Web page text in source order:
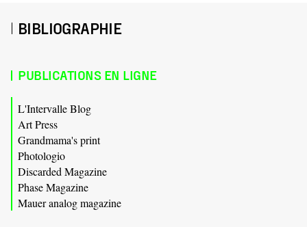
BIBLIOGRAPHIE
PUBLICATIONS EN LIGNE
L'Intervalle Blog
Art Press
Grandmama's print
Photologio
Discarded Magazine
Phase Magazine
Mauer analog magazine